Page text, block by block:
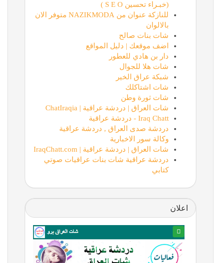
(خبـراء تحسين S E O )
للنازكة عنوان من NAZIKMODA متوفر الان
بالالوان
شات بنات صالح
اضف موقعك | دليل المواقع
دار بن هادي للعطور
شات هلا للجوال
شبكة عراق الخير
شات اشتاكلك
شات ثورة وطن
شات العراق | دردشة عراقية | ChatIraqia
Iraq Chatt - دردشة عراقية
دردشة صدى العراق , دردشة عراقية
وكالة سور الاخبارية
شات العراق | دردشة عراقية | IraqChatt.com
دردشة عراقية شات بنات عراقيات صوتي
كتابي
اعلان